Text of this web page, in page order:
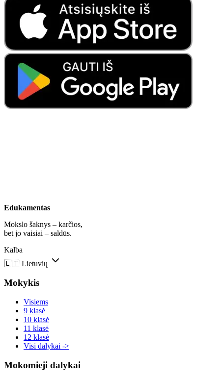
Edukamentas
Mokslo šaknys – karčios,
bet jo vaisiai – saldūs.
Kalba
🇱🇹 Lietuvių
Mokykis
Visiems
9 klasė
10 klasė
11 klasė
12 klasė
Visi dalykai ->
Mokomieji dalykai